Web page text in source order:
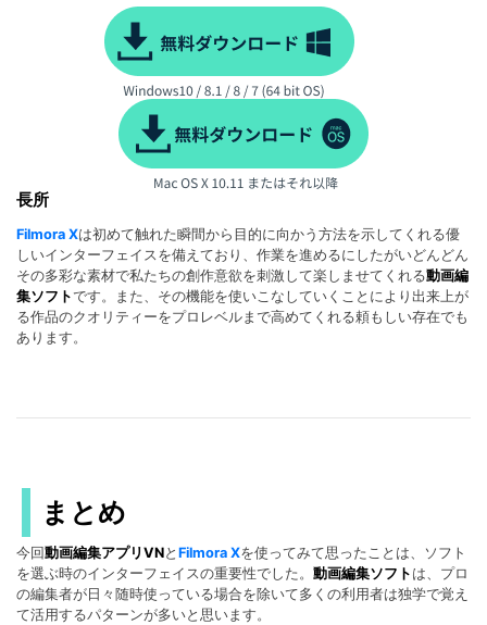
長所
Filmora Xは初めて触れた瞬間から目的に向かう方法を示してくれる優
しいインターフェイスを備えており、作業を進めるにしたがいどんどん
その多彩な素材で私たちの創作意欲を刺激して楽しませてくれる動画編
集ソフトです。また、その機能を使いこなしていくことにより出来上が
る作品のクオリティーをプロレベルまで高めてくれる頼もしい存在でも
あります。
まとめ
今回動画編集アプリVNと Filmora Xを使ってみて思ったことは、ソフト
を選ぶ時のインターフェイスの重要性でした。 動画編集ソフト は、プロ
の編集者が日々随時使っている場合を除いて多くの利用者は独学で覚え
て活用するパターンが多いと思います。